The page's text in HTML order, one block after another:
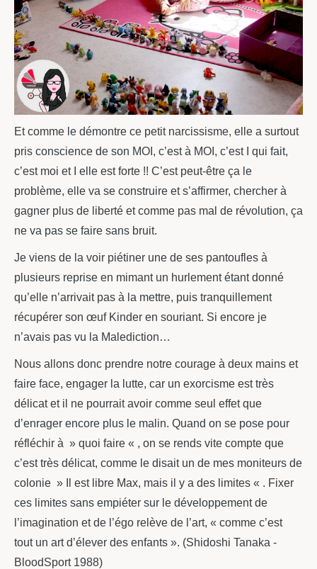
Et comme le démontre ce petit narcissisme, elle a surtout
pris conscience de son MOI, c’est à MOI, c’est I qui fait,
c’est moi et I elle est forte !! C’est peut-être ça le
problème, elle va se construire et s’affirmer, chercher à
gagner plus de liberté et comme pas mal de révolution, ça
ne va pas se faire sans bruit.
Je viens de la voir piétiner une de ses pantoufles à
plusieurs reprise en mimant un hurlement étant donné
qu’elle n’arrivait pas à la mettre, puis tranquillement
récupérer son œuf Kinder en souriant. Si encore je
n’avais pas vu la Malediction…
Nous allons donc prendre notre courage à deux mains et
faire face, engager la lutte, car un exorcisme est très
délicat et il ne pourrait avoir comme seul effet que
d’enrager encore plus le malin. Quand on se pose pour
réfléchir à » quoi faire « , on se rends vite compte que
c’est très délicat, comme le disait un de mes moniteurs de
colonie » Il est libre Max, mais il y a des limites « . Fixer
ces limites sans empiéter sur le développement de
l’imagination et de l’égo relève de l’art, « comme c’est
tout un art d’élever des enfants ». (Shidoshi Tanaka -
BloodSport 1988)